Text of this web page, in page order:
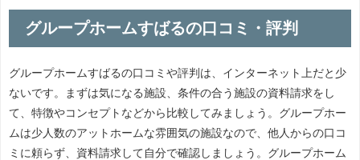
グループホームすばるの口コミ・評判
グループホームすばるの口コミや評判は、インターネット上だと少
ないです。まずは気になる施設、条件の合う施設の資料請求をし
て、特徴やコンセプトなどから比較してみましょう。グループホー
ムは少人数のアットホームな雰囲気の施設なので、他人からの口コ
ミに頼らず、資料請求して自分で確認しましょう。グループホーム